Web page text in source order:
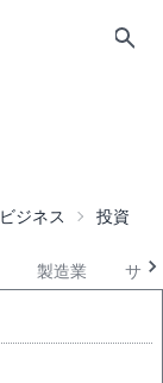
ビジネス 投資
製造業 サー